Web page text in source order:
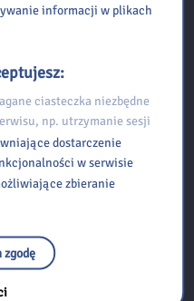
Filia w Szydłowcu
Komputerów w
informacji w plikach
ciasteczka niezbędne
np. utrzymanie sesji
dostarczenie
w serwisie
zbieranie
zgodę